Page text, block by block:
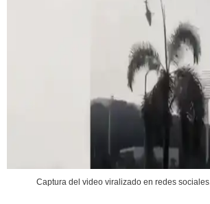
Captura del video viralizado en redes